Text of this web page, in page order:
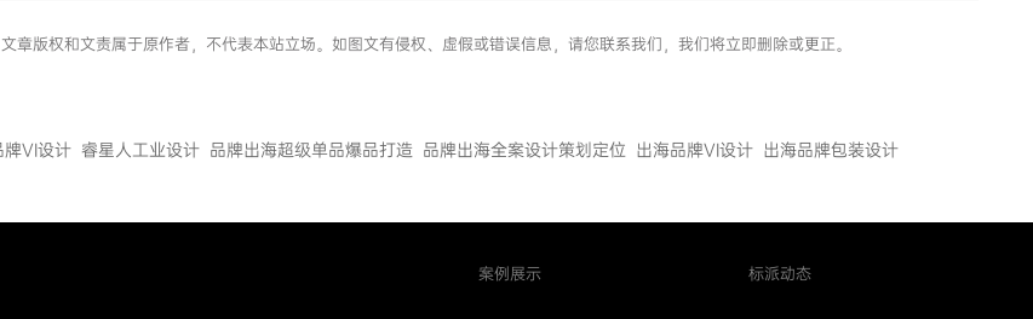
版权和文责属于原作者，不代表本站立场。如图文有侵权、虚假或错误信息，请您联系我们，我们将立即删除或更正。
VI设计 睿星人工业设计 品牌出海超级单品爆品打造 品牌出海全案设计策划定位 出海品牌VI设计 出海品牌包装设计
案例展示 标派动态